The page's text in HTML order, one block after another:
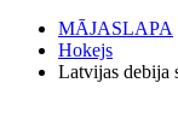
MĀJASLAPA
Hokejs
Latvijas debija